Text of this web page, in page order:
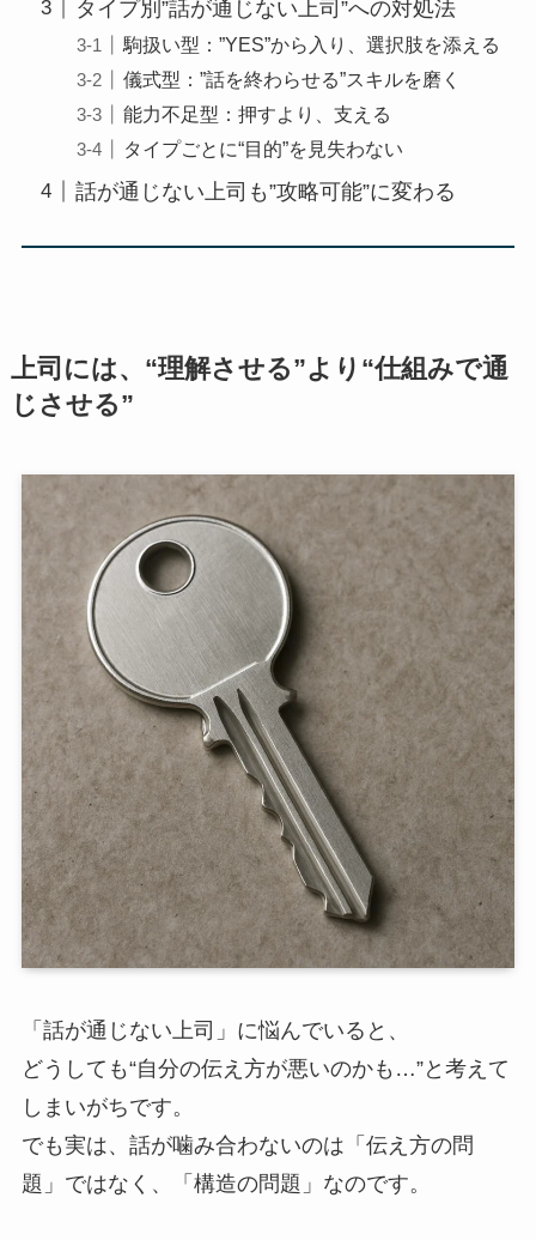
タイプ別”話が通じない上司”への対処法
駒扱い型：”YES”から入り、選択肢を添える
儀式型：”話を終わらせる”スキルを磨く
能力不足型：押すより、支える
タイプごとに“目的”を見失わない
話が通じない上司も”攻略可能”に変わる
上司には、“理解させる”より“仕組みで通
じさせる”
「話が通じない上司」に悩んでいると、
どうしても“自分の伝え方が悪いのかも…”と考えて
しまいがちです。
でも実は、話が噛み合わないのは「伝え方の問
題」ではなく、「構造の問題」なのです。